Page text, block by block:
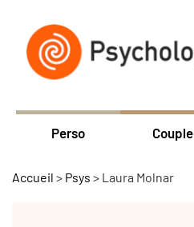
Perso Couple
Accueil > Psys > Laura Molnar